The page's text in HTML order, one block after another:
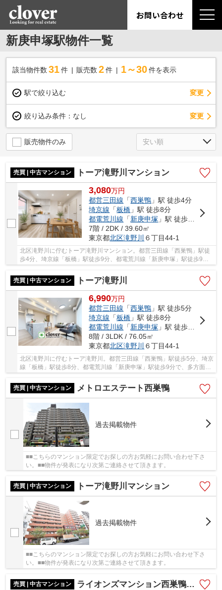
お問い合わせ
新庚申塚駅物件一覧
該当物件数 31件 販売数 2 件 1～30 件を表示
駅で絞り込む 変更
絞り込み条件： なし 変更
販売物件のみ
売買 | 中古マンション トーア滝野川マンション
3,080万円
都営三田線 「西巣鴨 」駅 徒歩4分
埼京線 「板橋 」駅 徒歩8分
都電荒川線 「新庚申塚 」駅 徒歩10分
7階 / 2DK / 39.60㎡
東京都北区滝野川 ６丁目44-1
北区滝野川に佇むトーア滝野川マンション。都営三田線「西巣鴨」駅徒
歩4分、埼京線「板橋」駅徒歩9分、都電荒川線「新庚申塚」駅徒歩9分
で、多方面へアクセス可能。周辺には、スーパー...
売買 | 中古マンション
トーア滝野川
6,990万円
都営三田線 「西巣鴨 」駅 徒歩5分
埼京線 「板橋 」駅 徒歩8分
都電荒川線 「新庚申塚 」駅 徒歩10分
8階 / 3LDK / 76.05㎡
東京都北区滝野川 ６丁目44-1
北区滝野川に佇むトーア滝野川。都営三田線「西巣鴨」駅徒歩5分、埼京
線「板橋」駅徒歩8分、都電荒川線「新庚申塚」駅徒歩9分で、多方面へ
アクセス可能。周辺には、スーパーやドラッグ...
売買 | 中古マンション
メトロエステート西巣鴨
過去掲載物件
■■こちらのマンション限定でお探しの方お気軽にお問い合わせ下さ
い。■■物件が発表になり次第ご連絡させて頂きます。
売買 | 中古マンション トーア滝野川マンション
過去掲載物件
■■こちらのマンション限定でお探しの方お気軽にお問い合わせ下さ
い。■■物件が発表になり次第ご連絡させて頂きます。
売買 | 中古マンション ライオンズマンション西巣鴨駅前